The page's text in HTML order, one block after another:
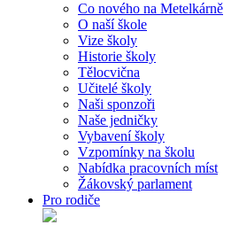
Co nového na Metelkárně
O naší škole
Vize školy
Historie školy
Tělocvična
Učitelé školy
Naši sponzoři
Naše jedničky
Vybavení školy
Vzpomínky na školu
Nabídka pracovních míst
Žákovský parlament
Pro rodiče